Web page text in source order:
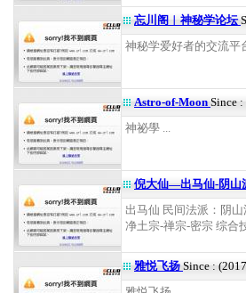
忘川阁︱神秘学论坛
神秘学爱好者的交流平
Astro-of-Moon Since
神祕學 ...
倪大仙—出马仙-阴山
出马仙 民间法派：阴
净土宗-禅宗-密宗 综合
雅悦飞扬 Since :